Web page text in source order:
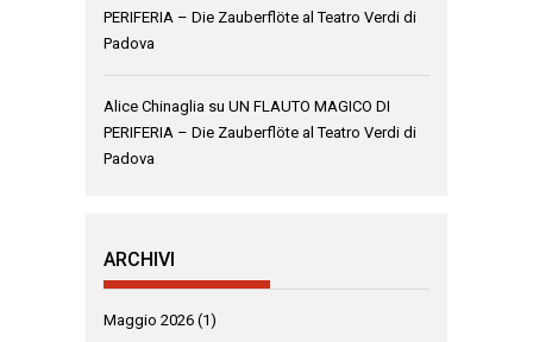
PERIFERIA – Die Zauberflöte al Teatro Verdi di
Padova
Alice Chinaglia su UN FLAUTO MAGICO DI
PERIFERIA – Die Zauberflöte al Teatro Verdi di
Padova
ARCHIVI
Maggio 2026 (1)